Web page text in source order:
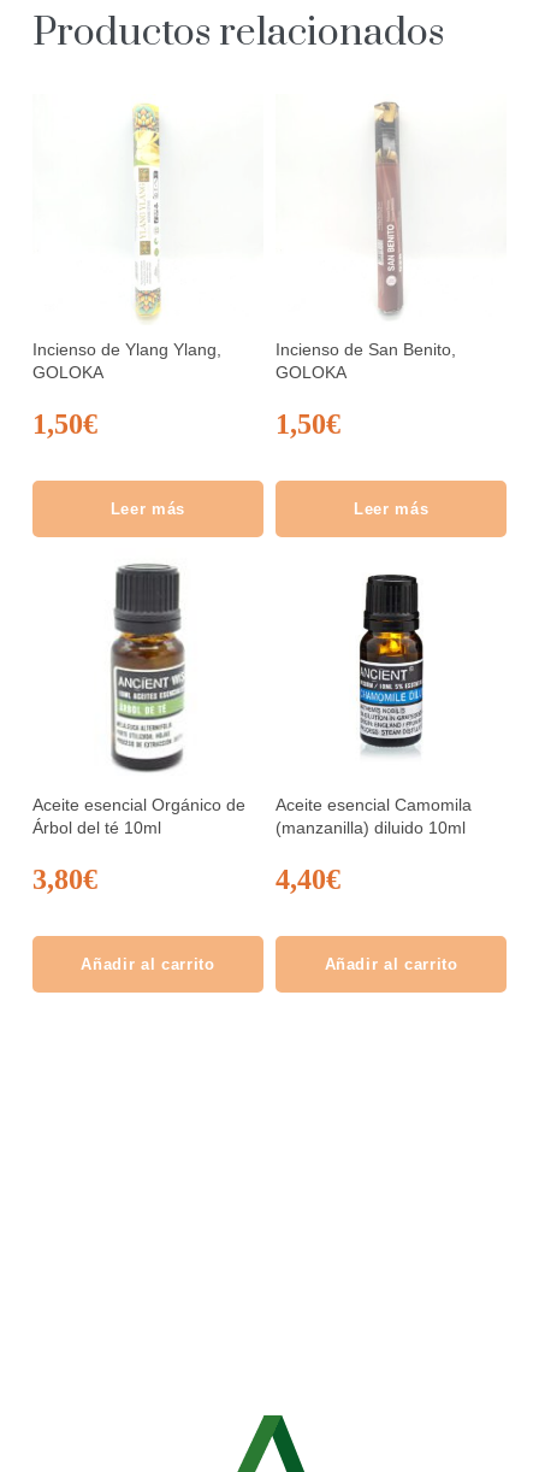
Productos relacionados
Incienso de Ylang Ylang,
GOLOKA
1,50€
Leer más
Incienso de San Benito,
GOLOKA
1,50€
Leer más
Aceite esencial Orgánico de
Árbol del té 10ml
3,80€
Añadir al carrito
Aceite esencial Camomila
(manzanilla) diluido 10ml
4,40€
Añadir al carrito